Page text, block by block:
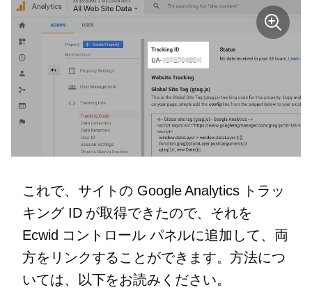
これで、サイトの Google Analytics トラッ
キング ID が取得できたので、それを
Ecwid コントロール パネルに追加して、両
方をリンクすることができます。方法につ
いては、以下をお読みください。